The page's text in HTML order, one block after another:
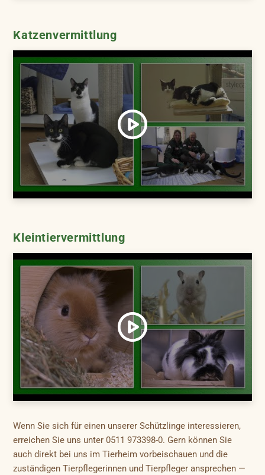
Katzenvermittlung
Kleintiervermittlung
Wenn Sie sich für einen unserer Schützlinge interessieren,
erreichen Sie uns unter 0511 973398-0. Gern können Sie
auch direkt bei uns im Tierheim vorbeischauen und die
zuständigen Tierpflegerinnen und Tierpfleger ansprechen —